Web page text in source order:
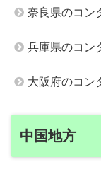
奈良県のコン
兵庫県のコン
大阪府のコン
中国地方